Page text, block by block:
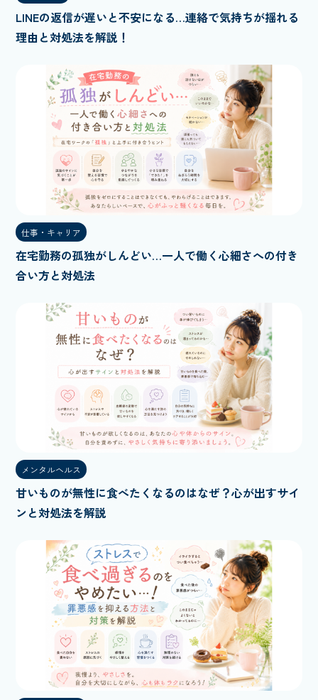
LINEの返信が遅いと不安になる…連絡で気持ちが揺れる
理由と対処法を解説！
仕事・キャリア
在宅勤務の孤独がしんどい…一人で働く心細さへの付き
合い方と対処法
メンタルヘルス
甘いものが無性に食べたくなるのはなぜ？心が出すサイ
ンと対処法を解説